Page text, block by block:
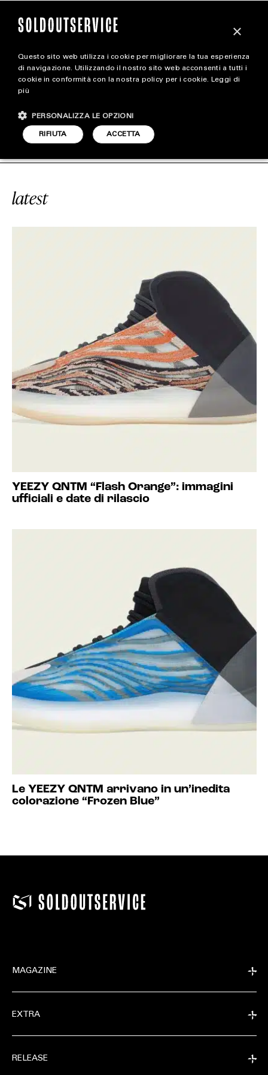
magazine
STYLE
FOOTWEAR
#YEEZY QNTM
latest
YEEZY QNTM “Flash Orange”: immagini
ufficiali e date di rilascio
Le YEEZY QNTM arrivano in un’inedita
colorazione “Frozen Blue”
MAGAZINE
EXTRA
RELEASE
×
Questo sito web utilizza i cookie per migliorare la tua esperienza
di navigazione. Utilizzando il nostro sito web acconsenti a tutti i
cookie in conformità con la nostra policy per i cookie. Leggi di
più
ACCETTA
RIFIUTA
PERSONALIZZA LE OPZIONI